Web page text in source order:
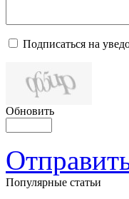
Подписаться на
Обновить
Популярные cтатьи